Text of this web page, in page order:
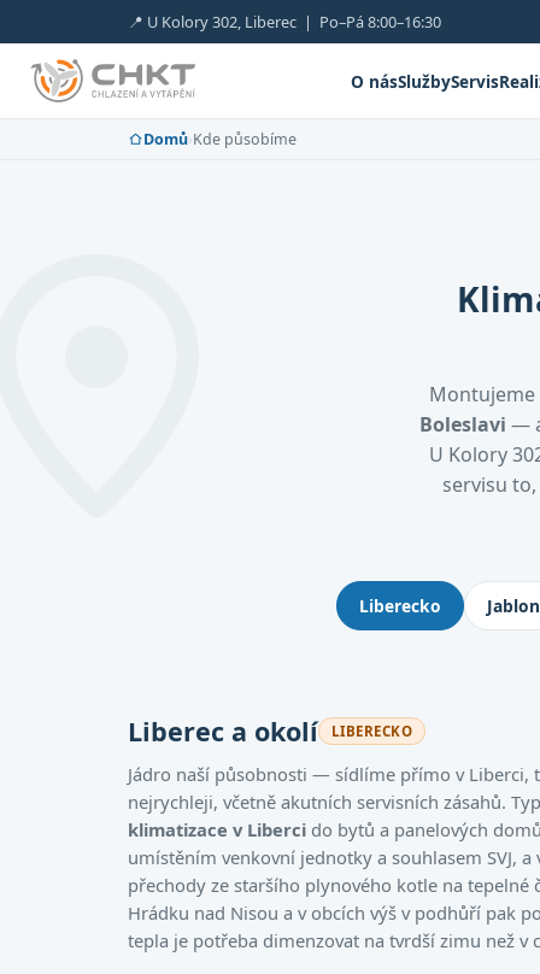
📍 U Kolory 302, Liberec | Po–Pá 8:00–16:30
O násSlužbyServis
Domů›Kde působíme
Boleslavi —
U Kolory
servisu
Kde montujemeLiberecko
Liberec a okolí LIBERECKO
Jádro naší působnosti — sídlíme přímo v Liberci,
nejrychleji, včetně akutních servisních zásahů.
klimatizace v Liberci do bytů a panelových
umístěním venkovní jednotky a souhlasem SVJ,
přechody ze staršího plynového kotle na tepelné
Hrádku nad Nisou a v obcích výš v podhůří pak
tepla je potřeba dimenzovat na tvrdší zimu než v